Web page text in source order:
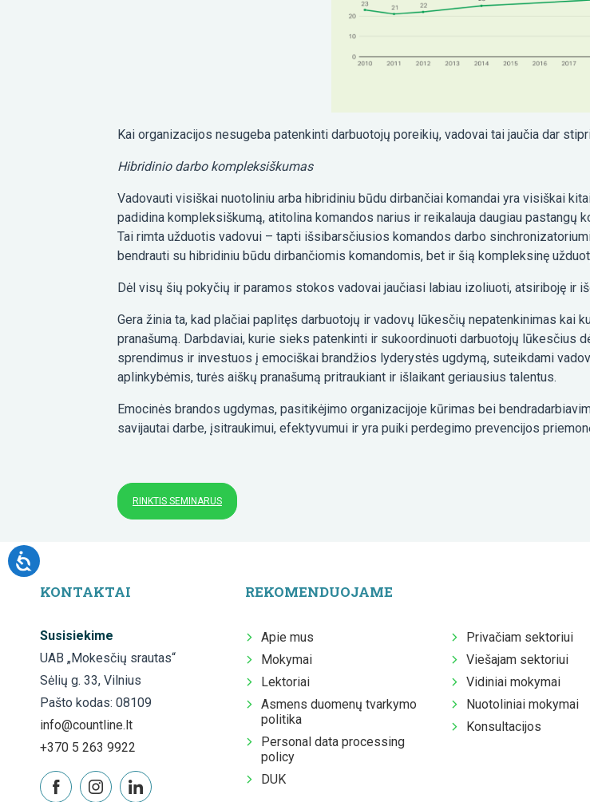
Kai organizacijos nesugeba patenkinti darbuotojų poreikių, vadovai tai jaučia dar
Hibridinio darbo kompleksiškumas
Vadovauti visiškai nuotoliniu arba hibridiniu būdu dirbančiai komandai yra visiškai
padidina kompleksiškumą, atitolina komandos narius ir reikalauja daugiau pastangų
Tai rimta užduotis vadovui – tapti išsibarsčiusios komandos darbo
bendrauti su hibridiniu būdu dirbančiomis komandomis, bet ir šią kompleksinę
Dėl visų šių pokyčių ir paramos stokos vadovai jaučiasi labiau izoliuoti, atsiriboję ir
Gera žinia ta, kad plačiai paplitęs darbuotojų ir vadovų lūkesčių nepatenkinimas kai
pranašumą. Darbdaviai, kurie sieks patenkinti ir sukoordinuoti darbuotojų lūkesčius
sprendimus ir investuos į emociškai brandžios lyderystės ugdymą, suteikdami
aplinkybėmis, turės aiškų pranašumą pritraukiant ir išlaikant geriausius talentus.
Emocinės brandos ugdymas, pasitikėjimo organizacijoje kūrimas bei
savijautai darbe, įsitraukimui, efektyvumui ir yra puiki perdegimo prevencijos
RINKTIS SEMINARUS
KONTAKTAI
Susisiekime
UAB „Mokesčių srautas“
Sėlių g. 33, Vilnius
Pašto kodas: 08109
info@countline.lt
+370 5 263 9922
REKOMENDUOJAME
Apie mus
Mokymai
Lektoriai
Asmens duomenų tvarkymo
politika
Personal data processing
policy
DUK
Privačiam sektoriui
Viešajam sektoriui
Vidiniai mokymai
Nuotoliniai mokymai
Konsultacijos